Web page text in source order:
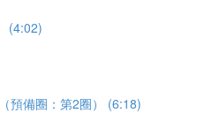
(4:02)
預備圈：第2圈） (6:18)